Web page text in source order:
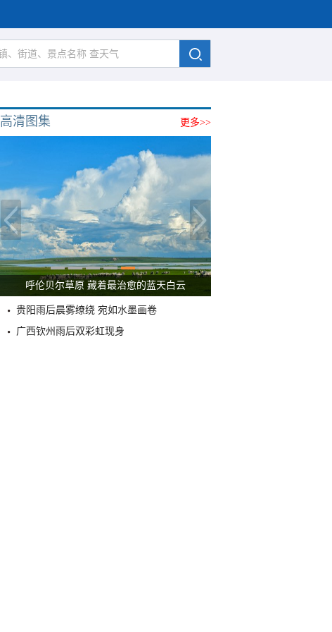
更多>>
高清图集
呼伦贝尔草原 藏着最治愈的蓝天白云
贵阳雨后晨雾缭绕 宛如水墨画卷
广西钦州雨后双彩虹现身